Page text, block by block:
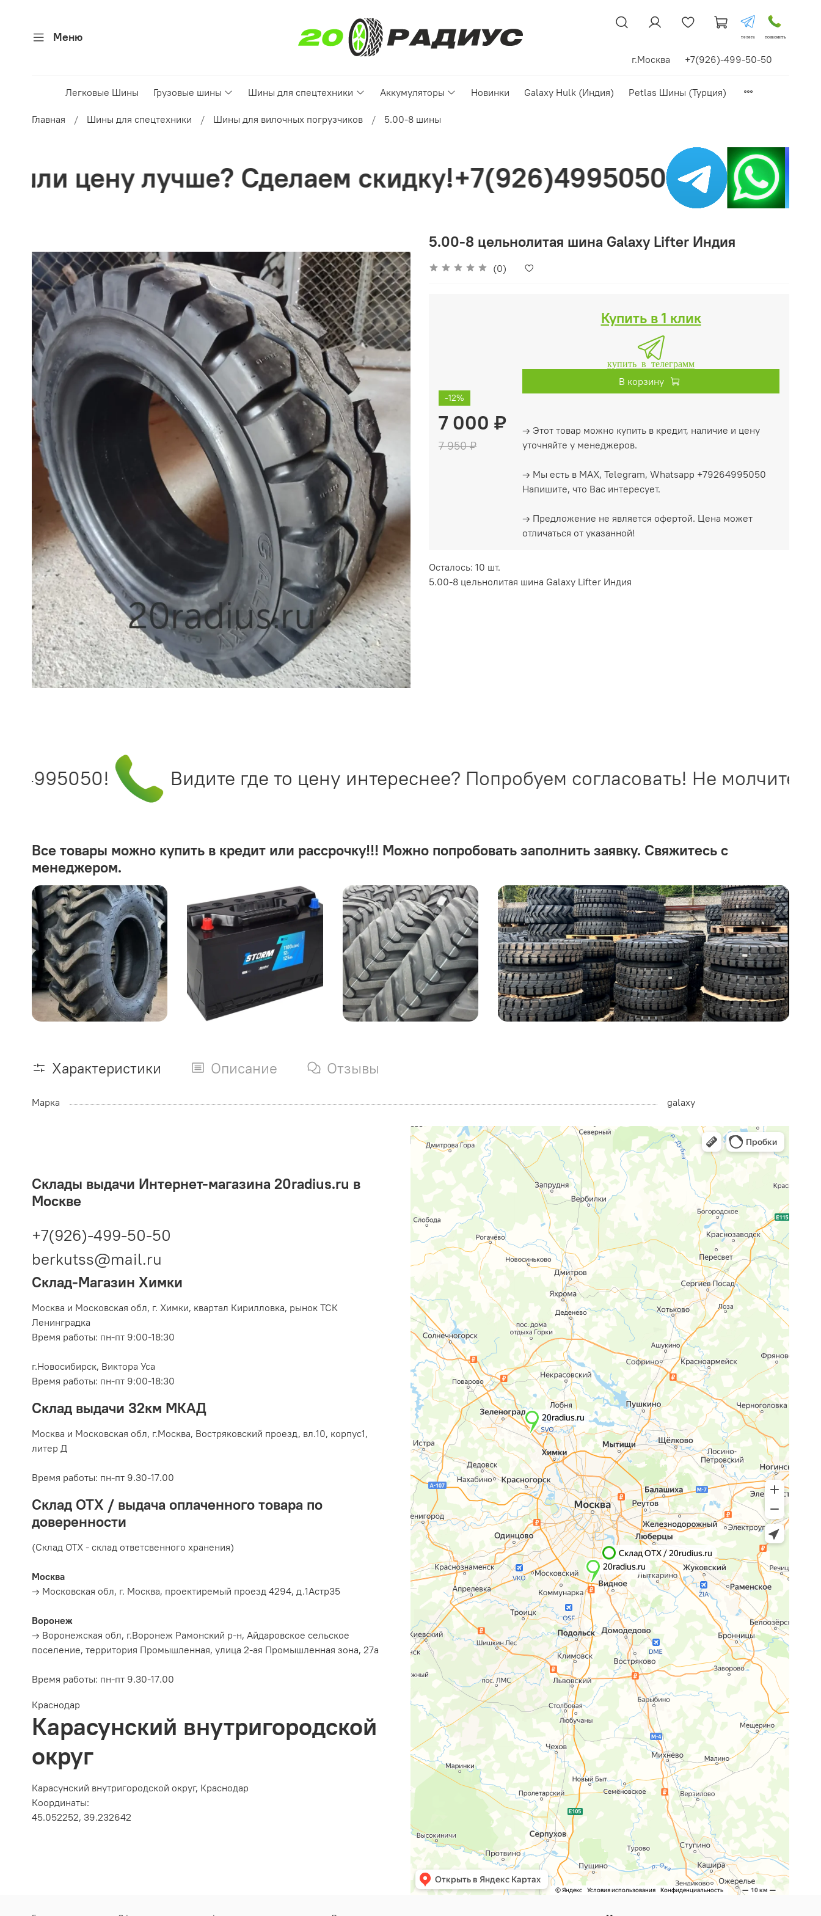
Меню телега позвонить
г.Москва +7(926)-499-50-50
Легковые Шины Грузовые шины Шины для спецтехники Аккумуляторы Новинки Galaxy Hulk (Индия) Petlas Шины (Турция)
Главная Шины для спецтехники Шины для вилочных погрузчиков 5.00-8 шины
Сделаем скидку!+7(926)4995050 Нашли цену
5.00-8 цельнолитая шина Galaxy Lifter Индия
(0)
-12%
7 000 ₽
7 950 ₽
Купить в 1 клик
купить в телеграмм
В корзину
→ Этот товар можно купить в кредит, наличие и цену
уточняйте у менеджеров.
→ Мы есть в MAX, Telegram, Whatsapp +79264995050
Напишите, что Вас интересует.
→ Предложение не является офертой. Цена может
отличаться от указанной!
Осталось: 10 шт.
5.00-8 цельнолитая шина Galaxy Lifter Индия
Видите где то цену интереснее? Попробуем согласовать! Не молчите -
Все товары можно купить в кредит или рассрочку!!! Можно попробовать заполнить заявку. Свяжитесь с
менеджером.
Характеристики Описание Отзывы
Марка galaxy
Склады выдачи Интернет-магазина 20radius.ru в
Москве
+7(926)-499-50-50
berkutss@mail.ru
Склад-Магазин Химки
Москва и Московская обл, г. Химки, квартал Кирилловка, рынок ТСК
Ленинградка
Время работы: пн-пт 9:00-18:30
г.Новосибирск, Виктора Уса
Время работы: пн-пт 9:00-18:30
Склад выдачи 32км МКАД
Москва и Московская обл, г.Москва, Востряковский проезд, вл.10, корпус1,
литер Д
Время работы: пн-пт 9.30-17.00
Склад ОТХ / выдача оплаченного товара по
доверенности
(Склад ОТХ - склад ответсвенного хранения)
Москва
→ Московская обл, г. Москва, проектиремый проезд 4294, д.1Астр35
Воронеж
→ Воронежская обл, г.Воронеж Рамонский р-н, Айдаровское сельское
поселение, территория Промышленная, улица 2-ая Промышленная зона, 27а
Время работы: пн-пт 9.30-17.00
Краснодар
Карасунский внутригородской
округ
Карасунский внутригородской округ, Краснодар
Координаты:
45.052252, 39.232642